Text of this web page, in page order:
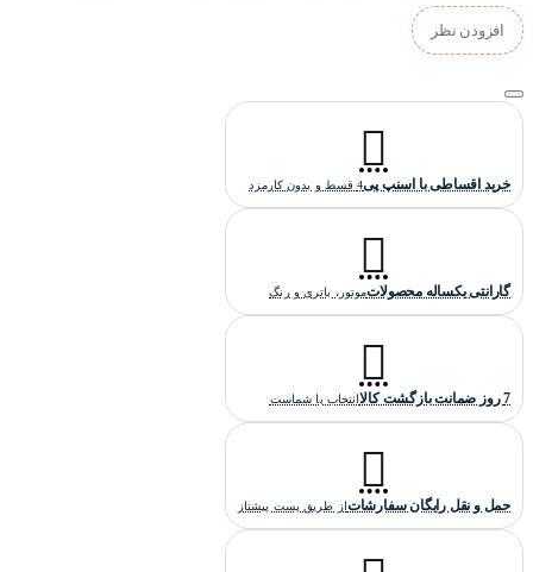
افزودن نظر
خرید اقساطی با اسنپ پی4 قسط و بدون کارمزد
گارانتی یکساله محصولاتموتور، باتری و رنگ
7 روز ضمانت بازگشت کالا انتخاب با شماست
حمل و نقل رایگان سفارشاتاز طریق پست پیشتاز